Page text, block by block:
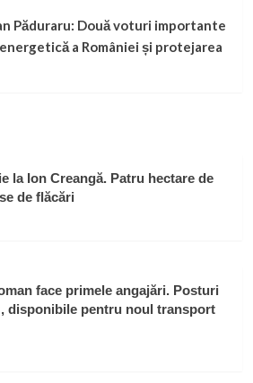
Păduraru: Două voturi importante
a României și protejarea
la Ion Creangă. Patru hectare de
de flăcări
face primele angajări. Posturi
disponibile pentru noul transport